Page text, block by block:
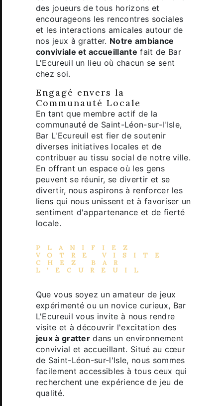
des joueurs de tous horizons et
encourageons les rencontres sociales
et les interactions amicales autour de
nos jeux à gratter. Notre ambiance
conviviale et accueillante fait de Bar
L'Ecureuil un lieu où chacun se sent
chez soi.
Engagé envers la
Communauté Locale
En tant que membre actif de la
communauté de Saint-Léon-sur-l'Isle,
Bar L'Ecureuil est fier de soutenir
diverses initiatives locales et de
contribuer au tissu social de notre ville.
En offrant un espace où les gens
peuvent se réunir, se divertir et se
divertir, nous aspirons à renforcer les
liens qui nous unissent et à favoriser un
sentiment d'appartenance et de fierté
locale.
PLANIFIEZ
VOTRE VISITE
CHEZ BAR
L'ECUREUIL
Que vous soyez un amateur de jeux
expérimenté ou un novice curieux, Bar
L'Ecureuil vous invite à nous rendre
visite et à découvrir l'excitation des
jeux à gratter dans un environnement
convivial et accueillant. Situé au cœur
de Saint-Léon-sur-l'Isle, nous sommes
facilement accessibles à tous ceux qui
recherchent une expérience de jeu de
qualité.